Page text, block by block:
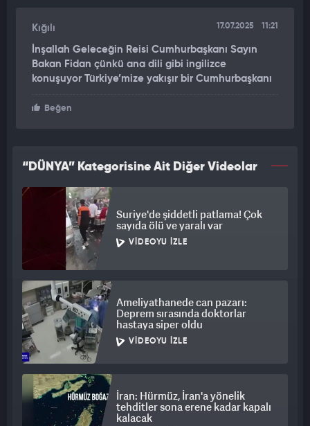
Kığılı 17.07.2025 11:21
İnşallah Geleceğin Reisi Cumhurbaşkanı Sayın
Bakan Fidan çünkü ana dili gibi ingilizce
konuşuyor Türkiye’mize yakışır bir Cumhurbaşkanı
Beğen
“DÜNYA” Kategorisine Ait Diğer Videolar
Suriye'de şiddetli patlama! Çok
sayıda ölü ve yaralı var
VIDEOYU İZLE
Ameliyathanede can pazarı:
Deprem sırasında doktorlar
hastaya siper oldu
VIDEOYU İZLE
İran: Hürmüz, İran'a yönelik
tehditler sona erene kadar kapalı
kalacak